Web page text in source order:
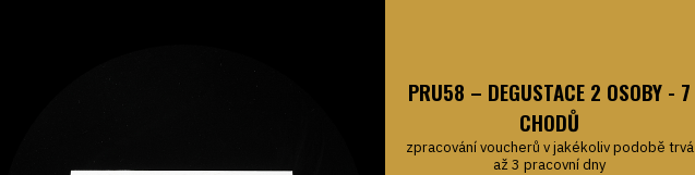
PRU58 – DEGUSTACE 2 OSOBY - 7
CHODŮ
zpracování voucherů v jakékoliv podobě trvá
až 3 pracovní dny